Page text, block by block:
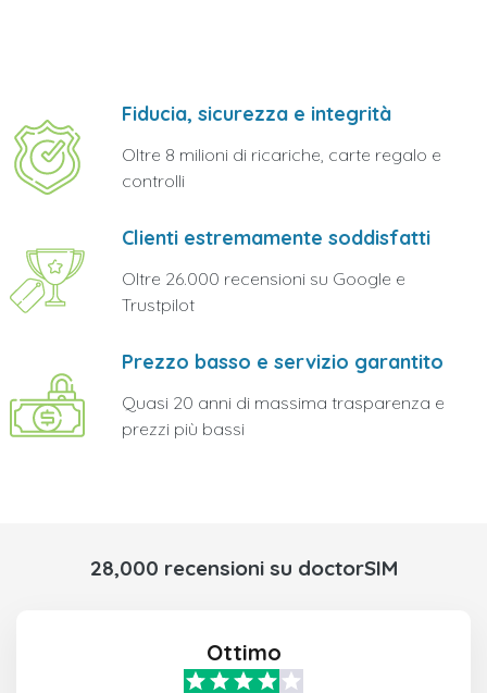
Fiducia, sicurezza e integrità
Oltre 8 milioni di ricariche, carte regalo e
controlli
Clienti estremamente soddisfatti
Oltre 26.000 recensioni su Google e
Trustpilot
Prezzo basso e servizio garantito
Quasi 20 anni di massima trasparenza e
prezzi più bassi
28,000 recensioni su doctorSIM
Ottimo